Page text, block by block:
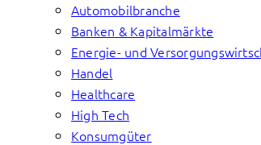
Automobilbranche
Banken & Kapitalmärkte
Energie- und
Handel
Healthcare
High Tech
Konsumgüter